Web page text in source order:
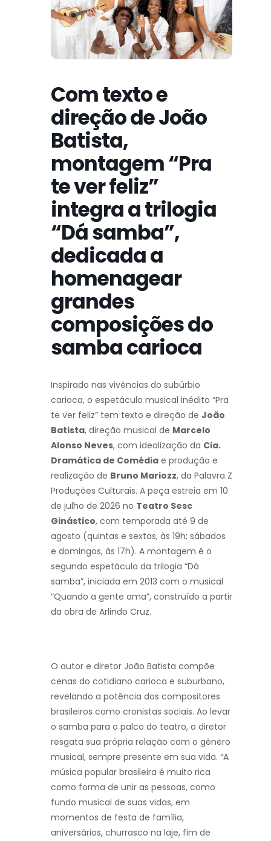
Com texto e
direção de João
Batista,
montagem “Pra
te ver feliz”
integra a trilogia
“Dá samba”,
dedicada a
homenagear
grandes
composições do
samba carioca
Inspirado nas vivências do subúrbio
carioca, o espetáculo musical inédito “Pra
te ver feliz” tem texto e direção de João
Batista, direção musical de Marcelo
Alonso Neves, com idealização da Cia.
Dramática de Comédia e produção e
realização de Bruno Mariozz, da Palavra Z
Produções Culturais. A peça estreia em 10
de julho de 2026 no Teatro Sesc
Ginástico, com temporada até 9 de
agosto (quintas e sextas, às 19h; sábados
e domingos, às 17h). A montagem é o
segundo espetáculo da trilogia “Dá
samba”, iniciada em 2013 com o musical
“Quando a gente ama”, construído a partir
da obra de Arlindo Cruz.
O autor e diretor João Batista compõe
cenas do cotidiano carioca e suburbano,
revelando a potência dos compositores
brasileiros como cronistas sociais. Ao levar
o samba para o palco do teatro, o diretor
resgata sua própria relação com o gênero
musical, sempre presente em sua vida. “A
música popular brasileira é muito rica
como forma de unir as pessoas, como
fundo musical de suas vidas, em
momentos de festa de família,
aniversários, churrasco na laje, fim de